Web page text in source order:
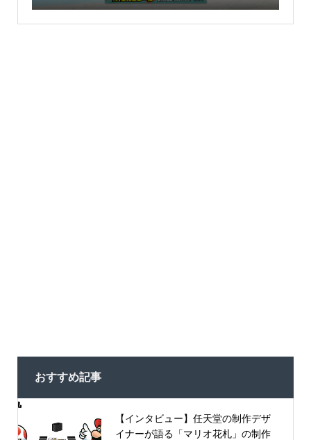
おすすめ記事
【インタビュー】任天堂の制作デザ
イナーが語る「マリオ花札」の制作